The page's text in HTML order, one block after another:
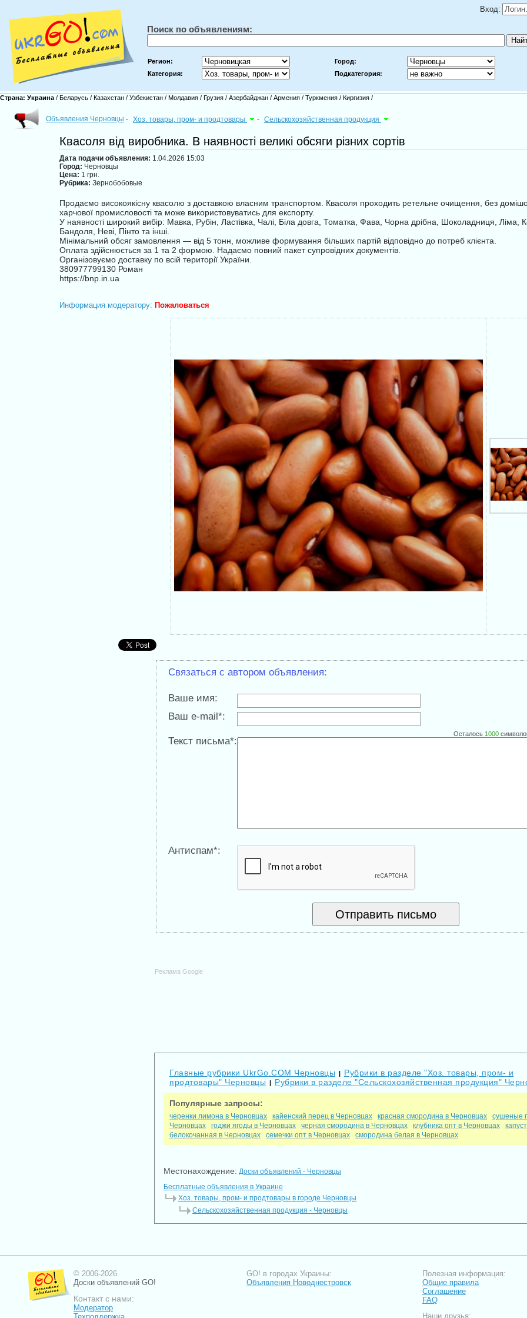
Вход:
Поиск по объявлениям:
Регион:
Город:
Категория:
Подкатегория:
Страна: Украина / Беларусь / Казахстан / Узбекистан / Молдавия / Грузия / Азербайджан / Армения / Туркмения / Киргизия /
Объявления Черновцы - Хоз. товары, пром- и продтовары - Сельскохозяйственная продукция
Квасоля від виробника. В наявності великі обсяги різних сортів
Дата подачи объявления: 1.04.2026 15:03
Город: Черновцы
Цена: 1 грн.
Рубрика: Зернобобовые
Продаємо високоякісну квасолю з доставкою власним транспортом. Квасоля проходить ретельне очищення, без
харчової промисловості та може використовуватись для експорту.
У наявності широкий вибір: Мавка, Рубін, Ластівка, Чалі, Біла довга, Томатка, Фава, Чорна дрібна, Шоколадниця, Ліма,
Бандоля, Неві, Пінто та інші.
Мінімальний обсяг замовлення — від 5 тонн, можливе формування більших партій відповідно до потреб клієнта.
Оплата здійснюється за 1 та 2 формою. Надаємо повний пакет супровідних документів.
Організовуємо доставку по всій території України.
380977799130 Роман
https://bnp.in.ua
Информация модератору: Пожаловаться
Связаться с автором объявления:
Ваше имя:
Ваш e-mail*:
Текст письма*:
Осталось 1000
Антиспам*:
Реклама Google
Главные рубрики UkrGo.COM Черновцы | Рубрики в разделе "Хоз. товары, пром- и
продтовары" Черновцы | Рубрики в разделе "Сельскохозяйственная продукция"
Популярные запросы:
черенки лимона в Черновцах кайенский перец в Черновцах красная смородина в Черновцах
сушеные
Черновцах
годжи ягоды в Черновцах черная смородина в Черновцах клубника опт в Черновцах
белокочанная в Черновцах
семечки опт в Черновцах смородина белая в Черновцах
Местонахождение: Доски объявлений - Черновцы
Бесплатные объявления в Украине
Хоз. товары, пром- и продтовары в городе Черновцы
Сельскохозяйственная продукция - Черновцы
© 2006-2026
Доски объявлений GO!
Контакт с нами:
Модератор
GO! в городах Украины:
Объявления Новоднестровск
Полезная информация:
Общие правила
Соглашение
FAQ
Наши друзья: